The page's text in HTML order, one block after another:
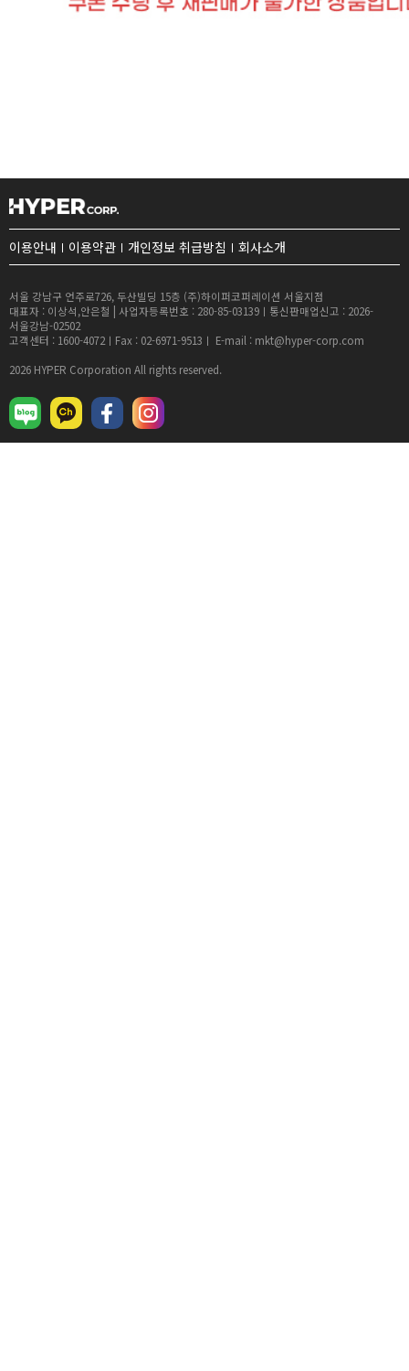
이용안내 이용약관 개인정보 취급방침 회사소개
서울 강남구 언주로726, 두산빌딩 15층 (주)하이퍼코퍼레이션 서울지점
대표자 : 이상석,안은철 | 사업자등록번호 : 280-85-03139ㅣ통신판매업신고 : 2026-
서울강남-02502
고객센터 : 1600-4072ㅣFax : 02-6971-9513ㅣ E-mail : mkt@hyper-corp.com